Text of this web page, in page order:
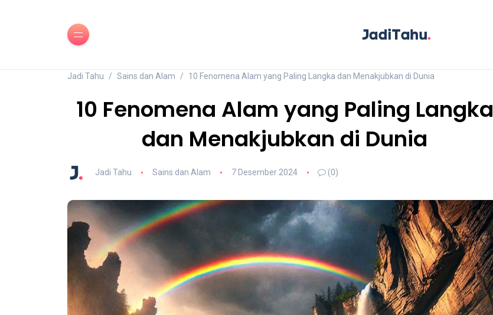
Jadi Tahu Sains dan Alam 10 Fenomena Alam yang Paling Langka dan Menakjubkan di Dunia
10 Fenomena Alam yang Paling Langka
dan Menakjubkan di Dunia
Jadi Tahu Sains dan Alam 7 Desember 2024 (0)